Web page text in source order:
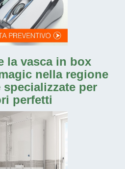
la vasca in box
nella regione
per
perfetti